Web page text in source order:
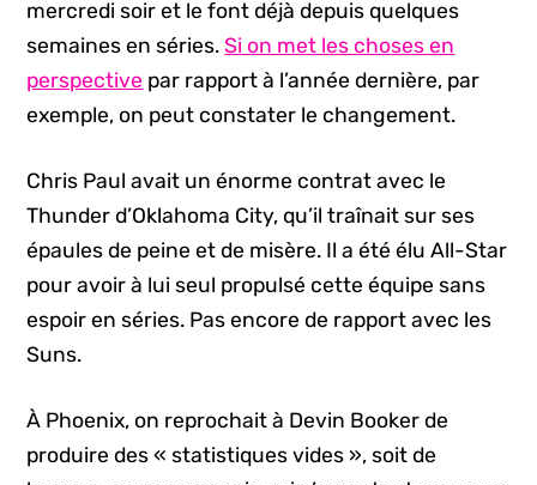
mercredi soir et le font déjà depuis quelques
semaines en séries.Si on met les choses en
perspective par rapport à l’année dernière, par
exemple, on peut constater le changement.
Chris Paul avait un énorme contrat avec le
Thunder d’Oklahoma City, qu’il traînait sur ses
épaules de peine et de misère. Il a été élu All-Star
pour avoir à lui seul propulsé cette équipe sans
espoir en séries. Pas encore de rapport avec les
Suns.
À Phoenix, on reprochait à Devin Booker de
produire des « statistiques vides », soit de